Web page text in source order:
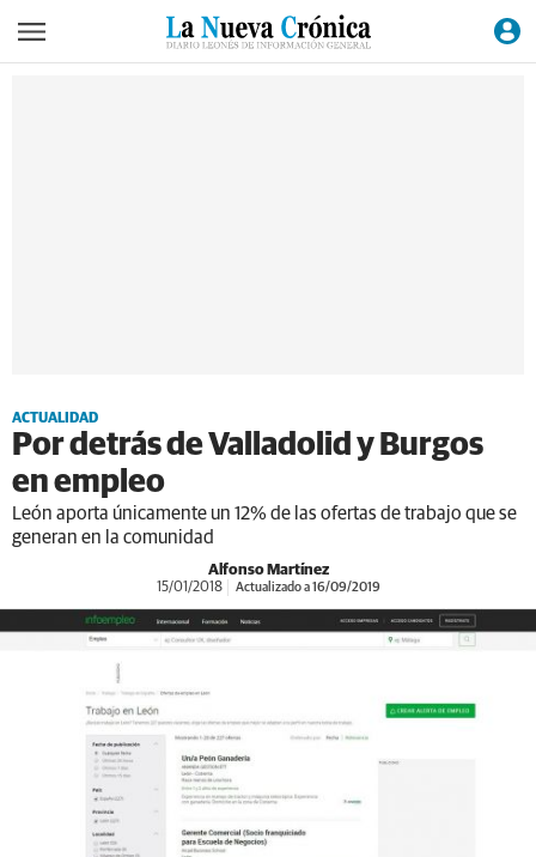
ACTUALIDAD
Por detrás de Valladolid y Burgos
en empleo
León aporta únicamente un 12% de las ofertas de trabajo que se
generan en la comunidad
Alfonso Martínez
15/01/2018 Actualizado a 16/09/2019